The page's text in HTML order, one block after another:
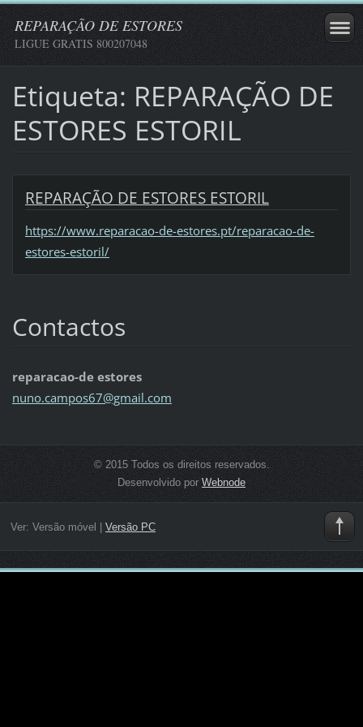
REPARAÇÃO DE ESTORES
LIGUE GRATIS 800207048
Etiqueta: REPARAÇÃO DE
ESTORES ESTORIL
REPARAÇÃO DE ESTORES ESTORIL
https://www.reparacao-de-estores.pt/reparacao-de-
estores-estoril/
Contactos
reparacao-de estores
nuno.campos67@gmail.com
© 2015 Todos os direitos reservados.
Desenvolvido por Webnode
Ver: Versão móvel Versão PC